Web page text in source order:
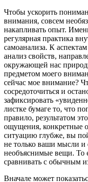
Чтобы ускорить
внимания, совсем
накапливать опыт.
регулярная практика
самоанализа. К
анализ свойств,
окружающей нас
предметом моего
сейчас мое внимание?
сосредоточиться и
зафиксировать
листке бумаге то, что
правило, результатом
ощущения, конкретные
ситуацию глубже, вы
не только ваши мысли и
необъяснимые вещи. То
сравнивать с обычным
Вначале может